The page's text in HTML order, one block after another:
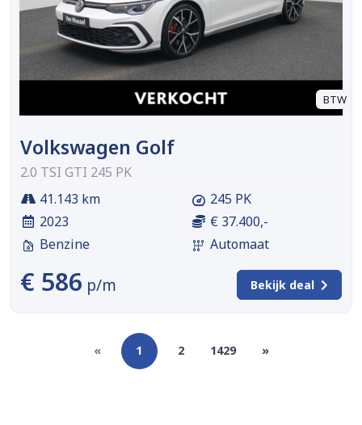
BTW
Volkswagen Golf
2.0 TSI GTI 245 PK
41.143 km
2023
Benzine
245 PK
€ 37.400,-
Automaat
€ 586 p/m Bekijk deal
« 1 2 1429 »